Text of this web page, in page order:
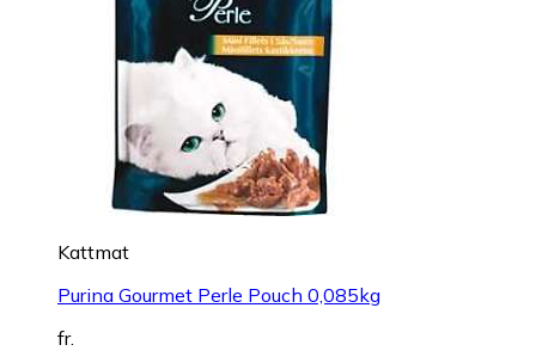
Kattmat
Purina Gourmet Perle Pouch 0,085kg
fr.